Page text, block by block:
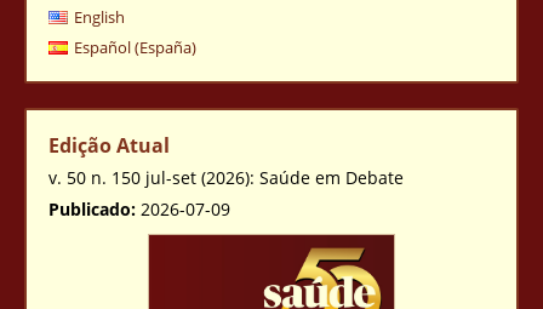
English
Español (España)
Edição Atual
v. 50 n. 150 jul-set (2026): Saúde em Debate
Publicado: 2026-07-09